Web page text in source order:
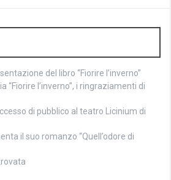
del libro “Fiorire l’inverno”
“Fiorire l’inverno”, i ringraziamenti di
di pubblico al teatro Licinium di
il suo romanzo “Quell’odore di